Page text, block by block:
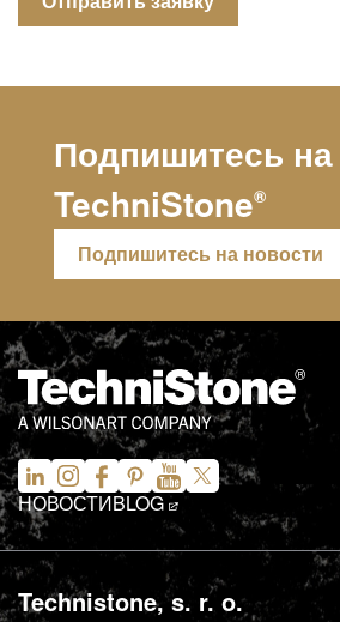
Подпишитесь
TechniStone®
Подпишитесь на новости
НОВОСТИBLOG
Technistone, s. r. o.